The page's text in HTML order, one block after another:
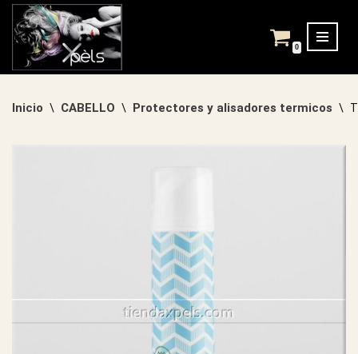
Saltar
0
Inicio \ CABELLO \ Protectores y alisadores termicos \